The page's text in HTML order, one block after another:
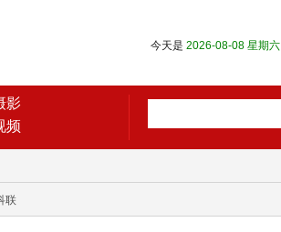
今天是 2026-08-08 星期六
影
频
联